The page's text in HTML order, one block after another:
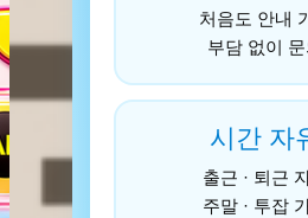
처음도 안내
부담 없이 문
시간 자
출근 · 퇴근
주말 · 투잡